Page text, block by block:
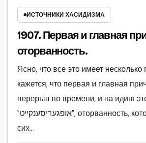
ИСТОЧНИКИ ХАСИДИЗМА
1907. Первая и главная
оторванность.
Ясно, что все это имеет
кажется, что первая и главная
перерыв во времени, и на идиш
"אופגעריסענקייט", оторванность, которая была до
сих…